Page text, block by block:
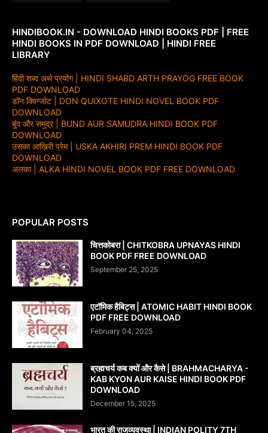
HINDIBOOK.IN - DOWNLOAD HINDI BOOKS PDF | FREE
HINDI BOOKS IN PDF DOWNLOAD | HINDI FREE
LIBRARY
हिंदी शब्द अर्थ प्रयोग | HINDI SHABD ARTH PRAYOG FREE BOOK
PDF DOWNLOAD
डॉन क्विग्जोट | DON QUIXOTE HINDI NOVEL BOOK PDF
DOWNLOAD
बूंद और समुद्र | BUND AUR SAMUDRA HINDI BOOK PDF
DOWNLOAD
उसका आख़िरी प्रेम | USKA AKHIRI PREM HINDI BOOK PDF
DOWNLOAD
अलका | ALKA HINDI NOVEL BOOK PDF FREE DOWNLOAD
POPULAR POSTS
चित्तकोबरा | CHITKOBRA UPNAYAS HINDI
BOOK PDF FREE DOWNLOAD
September 25, 2025
एटॉमिक हैबिट्स | ATOMIC HABIT HINDI BOOK
PDF FREE DOWNLOAD
February 04, 2025
ब्रह्मचर्य कब क्यों और कैसे | BRAHMACHARYA -
KAB KYON AUR KAISE HINDI BOOK PDF
DOWNLOAD
December 15, 2025
भारत की राजव्यवस्था | INDIAN POLITY 7TH